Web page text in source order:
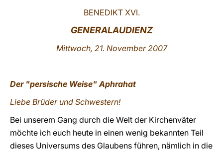
BENEDIKT XVI.
GENERALAUDIENZ
Mittwoch, 21. November 2007
Der "persische Weise" Aphrahat
Liebe Brüder und Schwestern!
Bei unserem Gang durch die Welt der Kirchenväter
möchte ich euch heute in einen wenig bekannten Teil
dieses Universums des Glaubens führen, nämlich in die